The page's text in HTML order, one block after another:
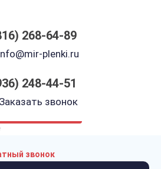
268-64-89
plenki.ru
248-44-51
Заказать звонок
фасовочные
Новгороде
звонок